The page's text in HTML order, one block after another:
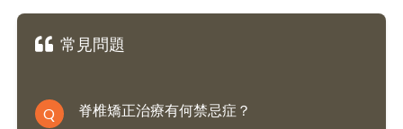
常見問題
Q 脊椎矯正治療有何禁忌症？